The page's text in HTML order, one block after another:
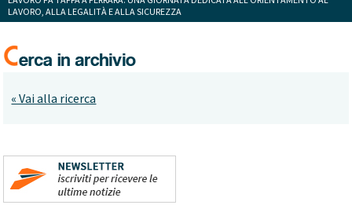
LAVORO, ALLA LEGALITÀ E ALLA SICUREZZA
« Vai alla ricerca